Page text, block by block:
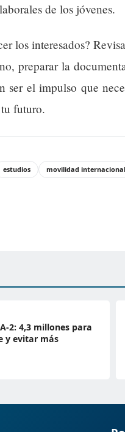
de los jóvenes.
los interesados?
preparar la
ser el impulso que
futuro.
estudios movilidad internacional
2: 4,3 millones para
y evitar más